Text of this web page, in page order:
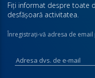
Fiţi informat despre toate
desfăşoară activitatea.
Înregistraţi-vă adresa de email